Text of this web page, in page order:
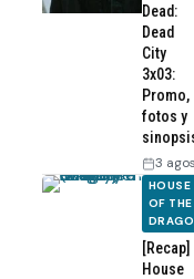
Dead:
Dead
City
3x03:
Promo,
fotos y
3
HOUSE
OF THE
[Recap]
House